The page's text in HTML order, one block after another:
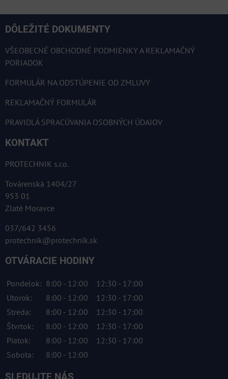
DÔLEŽITÉ DOKUMENTY
VŠEOBECNÉ OBCHODNÉ PODMIENKY A REKLAMAČNÝ
PORIADOK
FORMULÁR NA ODSTÚPENIE OD ZMLUVY
REKLAMAČNÝ FORMULÁR
PRAVIDLÁ SPRACÚVANIA OSOBNÝCH ÚDAJOV
KONTAKT
PROTECHNIK s.r.o.
Továrenská 1404/27
953 01
Zlaté Moravce
037/642 3456
protechnik@protechnik.sk
OTVÁRACIE HODINY
Pondelok: 8:00 - 12:00
12:30 - 17:00
Utorok:
8:00 - 12:00
12:30 - 17:00
Streda:
8:00 - 12:00
12:30 - 17:00
Štvrtok:
8:00 - 12:00
12:30 - 17:00
Piatok:
8:00 - 12:00
12:30 - 17:00
Sobota:
8:00 - 12:00
SLEDUJTE NÁS